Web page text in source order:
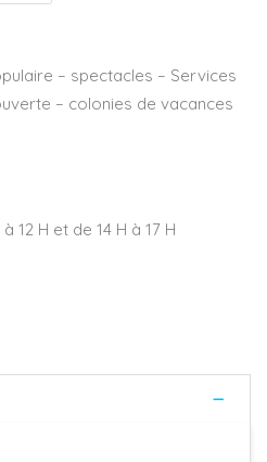
– spectacles – Services
– colonies de vacances
12 H et de 14 H à 17 H